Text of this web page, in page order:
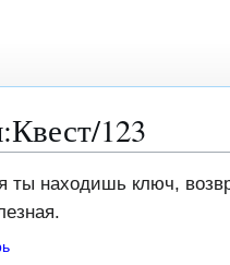
:Квест/123
ты находишь ключ,